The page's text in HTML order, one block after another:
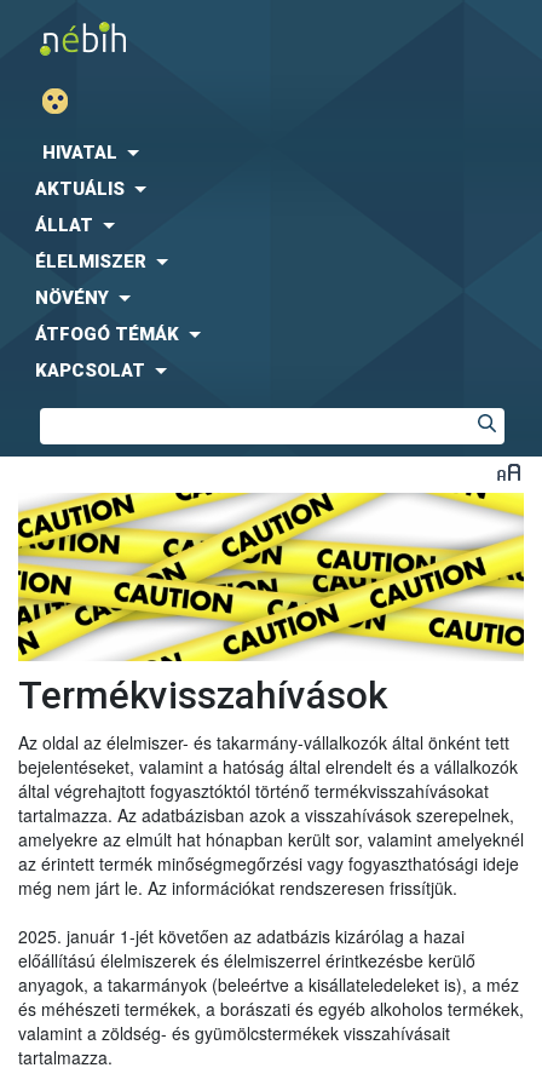
HIVATAL
AKTUÁLIS
ÁLLAT
ÉLELMISZER
NÖVÉNY
ÁTFOGÓ TÉMÁK
KAPCSOLAT
Termékvisszahívások
Az oldal az élelmiszer- és takarmány-vállalkozók által önként tett
bejelentéseket, valamint a hatóság által elrendelt és a vállalkozók
által végrehajtott fogyasztóktól történő termékvisszahívásokat
tartalmazza. Az adatbázisban azok a visszahívások szerepelnek,
amelyekre az elmúlt hat hónapban került sor, valamint amelyeknél
az érintett termék minőségmegőrzési vagy fogyaszthatósági ideje
még nem járt le. Az információkat rendszeresen frissítjük.
2025. január 1-jét követően az adatbázis kizárólag a hazai
előállítású élelmiszerek és élelmiszerrel érintkezésbe kerülő
anyagok, a takarmányok (beleértve a kisállateledeleket is), a méz
és méhészeti termékek, a borászati és egyéb alkoholos termékek,
valamint a zöldség- és gyümölcstermékek visszahívásait
tartalmazza.